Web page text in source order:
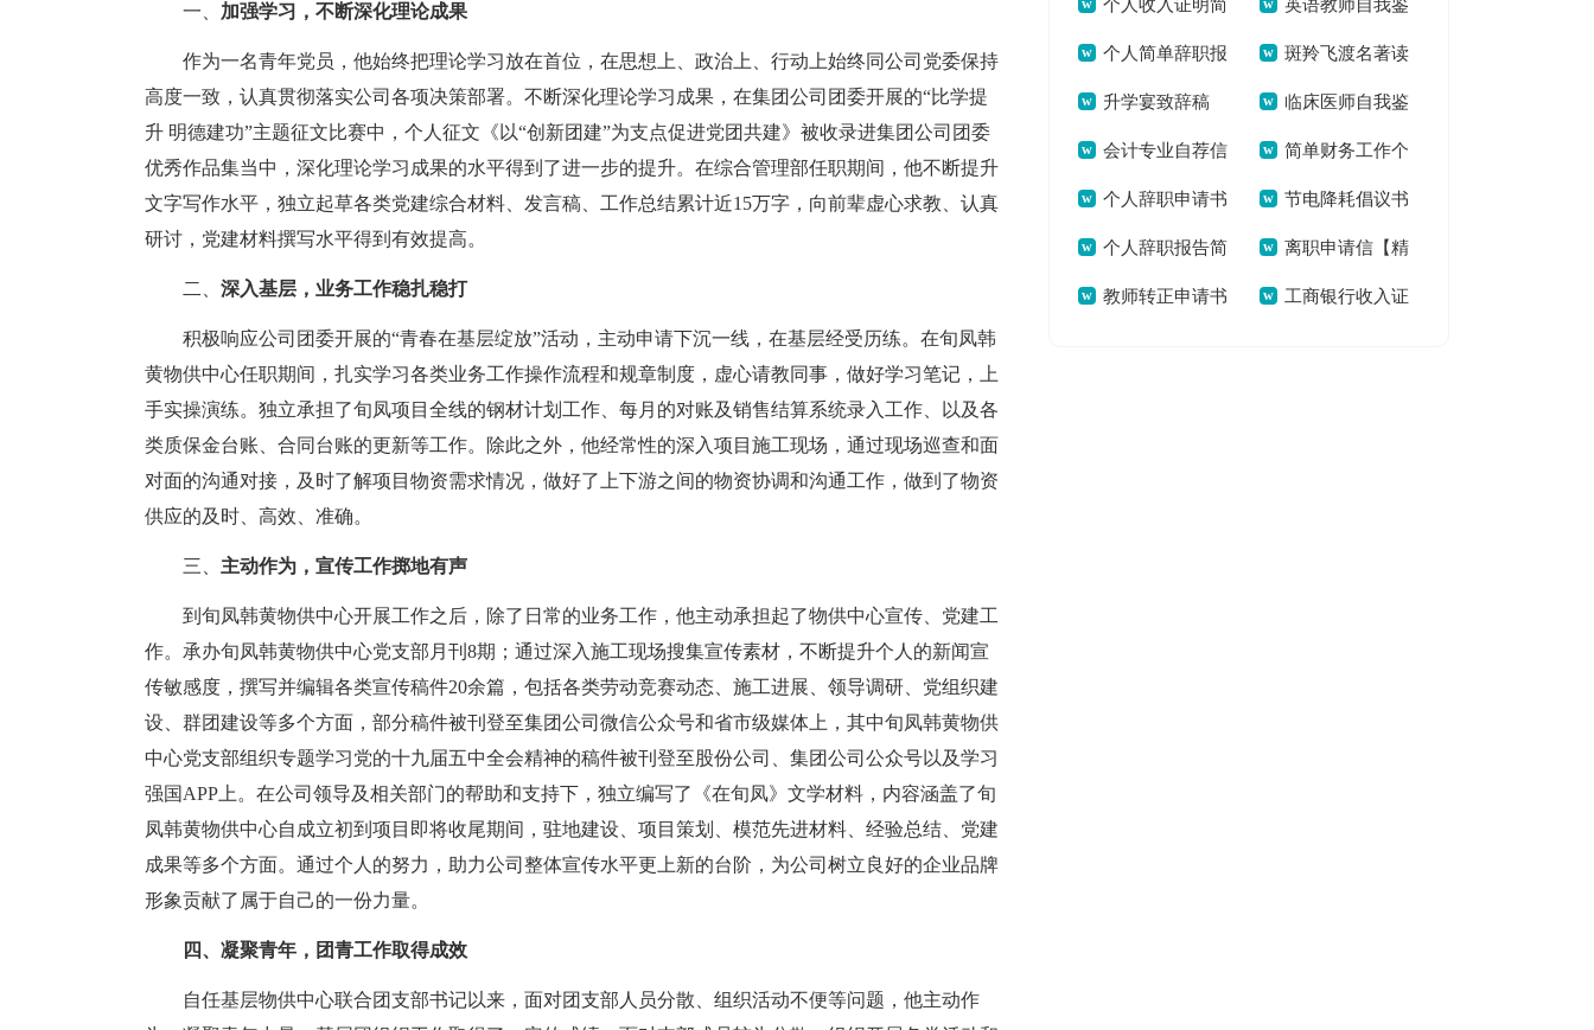
一、 加强学习，不断深化理论成果
作为一名青年党员，他始终把理论学习放在首位，在思想上、政治上、行动上始终同公司党委保持
高度一致，认真贯彻落实公司各项决策部署。不断深化理论学习成果，在集团公司团委开展的“比学提
升 明德建功”主题征文比赛中，个人征文《以“创新团建”为支点促进党团共建》被收录进集团公司团委
优秀作品集当中，深化理论学习成果的水平得到了进一步的提升。在综合管理部任职期间，他不断提升
文字写作水平，独立起草各类党建综合材料、发言稿、工作总结累计近15万字，向前辈虚心求教、认真
研讨，党建材料撰写水平得到有效提高。
二、 深入基层，业务工作稳扎稳打
积极响应公司团委开展的“青春在基层绽放”活动，主动申请下沉一线，在基层经受历练。在旬凤韩
黄物供中心任职期间，扎实学习各类业务工作操作流程和规章制度，虚心请教同事，做好学习笔记，上
手实操演练。独立承担了旬凤项目全线的钢材计划工作、每月的对账及销售结算系统录入工作、以及各
类质保金台账、合同台账的更新等工作。除此之外，他经常性的深入项目施工现场，通过现场巡查和面
对面的沟通对接，及时了解项目物资需求情况，做好了上下游之间的物资协调和沟通工作，做到了物资
供应的及时、高效、准确。
三、 主动作为，宣传工作掷地有声
到旬凤韩黄物供中心开展工作之后，除了日常的业务工作，他主动承担起了物供中心宣传、党建工
作。承办旬凤韩黄物供中心党支部月刊8期；通过深入施工现场搜集宣传素材，不断提升个人的新闻宣
传敏感度，撰写并编辑各类宣传稿件20余篇，包括各类劳动竞赛动态、施工进展、领导调研、党组织建
设、群团建设等多个方面，部分稿件被刊登至集团公司微信公众号和省市级媒体上，其中旬凤韩黄物供
中心党支部组织专题学习党的十九届五中全会精神的稿件被刊登至股份公司、集团公司公众号以及学习
强国APP上。在公司领导及相关部门的帮助和支持下，独立编写了《在旬凤》文学材料，内容涵盖了旬
凤韩黄物供中心自成立初到项目即将收尾期间，驻地建设、项目策划、模范先进材料、经验总结、党建
成果等多个方面。通过个人的努力，助力公司整体宣传水平更上新的台阶，为公司树立良好的企业品牌
形象贡献了属于自己的一份力量。
四、凝聚青年，团青工作取得成效
自任基层物供中心联合团支部书记以来，面对团支部人员分散、组织活动不便等问题，他主动作
写法新版多篇[本文
共4386字]
活活动方案精品多篇
[本文共5766字]
个人收入证明简
单【通用多篇】[本
文共1481字]
英语教师自我鉴
定该怎么写[本文共
5892字]
个人简单辞职报
告新版多篇[本文共
1737字]
斑羚飞渡名著读
后感【精彩多篇】
[本文共4903字]
升学宴致辞稿
【精品多篇】[本文
共2333字]
临床医师自我鉴
定_自我评价_述职
报告[本文共4620字]
会计专业自荐信
[本文共1781字]
简单财务工作个
人辞职报告（精选6
篇）[本文共3063字]
个人辞职申请书
新版多篇[本文共
2376字]
节电降耗倡议书
（新版多篇）[本文
共5413字]
个人辞职报告简
单版多篇[本文共
离职申请信【精
品多篇】[本文共
教师转正申请书 工商银行收入证